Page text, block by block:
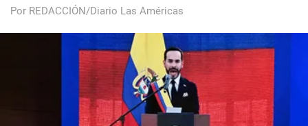
Por REDACCIÓN/Diario Las Américas